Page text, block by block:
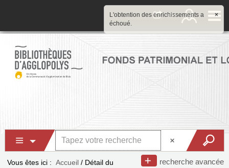
recherche avancée
Vous êtes ici : Accueil / Détail du
×
L'obtention des enrichissements a
échoué.